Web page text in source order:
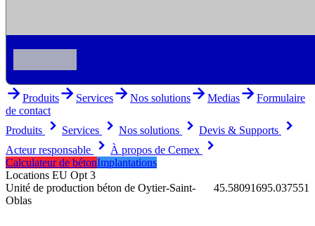
arrow_forwardProduitsarrow_forward Servicesarrow_forwardNos solutionsarrow_forwardMediasarrow_forwardFormulaire
de contact
Produits
keyboard_arrow_right Services keyboard_arrow_right Nos solutions keyboard_arrow_right Devis & Supports keyboard_arrow_right
Acteur responsable keyboard_arrow_right À propos de Cemex keyboard_arrow_right
Calculateur de bétonImplantations
Locations EU Opt 3
Unité de production béton de Oytier-Saint-
Oblas
45.58091695.037551